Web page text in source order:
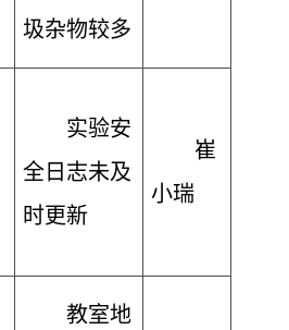
圾杂物较多
实验安
全日志未及
时更新
崔
小瑞
教室地